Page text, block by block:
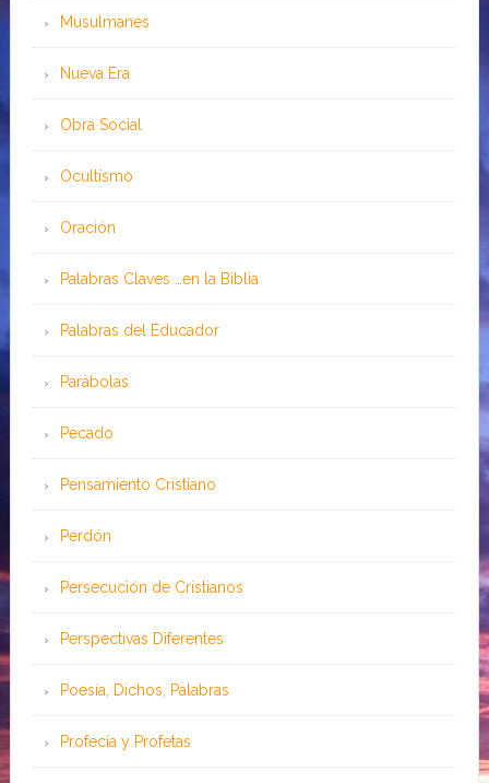
Musulmanes
Nueva Era
Obra Social
Ocultismo
Oración
Palabras Claves …en la Biblia
Palabras del Educador
Parábolas
Pecado
Pensamiento Cristiano
Perdón
Persecución de Cristianos
Perspectivas Diferentes
Poesía, Dichos, Palabras
Profecía y Profetas